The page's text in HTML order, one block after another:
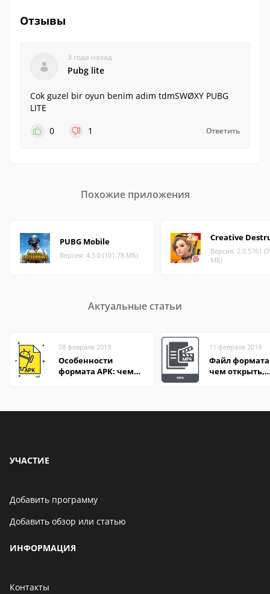
Отзывы
3 года назад
Pubg lite
Cok guzel bir oyun benim adim tdmSWØXY PUBG
LITE
0
1 Ответить
Похожие приложения
PUBG Mobile
Версия: 4.5.0 (101.78 МБ)
Creative
Версия: 2.0.5761
МБ)
Актуальные статьи
08 февраля 2019
Особенности
формата APK: чем
11 февраля 2019
Файл формата
чем открыть,
УЧАСТИЕ
Добавить программу
Добавить обзор или статью
ИНФОРМАЦИЯ
Контакты